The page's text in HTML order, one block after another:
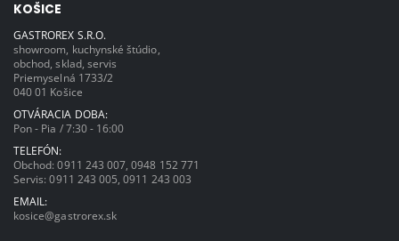
KOŠICE
GASTROREX S.R.O.
showroom, kuchynské štúdio,
obchod, sklad, servis
Priemyselná 1733/2
040 01 Košice
OTVÁRACIA DOBA:
Pon - Pia / 7:30 - 16:00
TELEFÓN:
Obchod:0911 243 007 ,0948 152 771
Servis:0911 243 005 ,0911 243 003
EMAIL:
kosice@gastrorex.sk